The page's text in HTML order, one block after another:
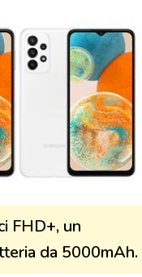
FHD+, un
da 5000mAh.